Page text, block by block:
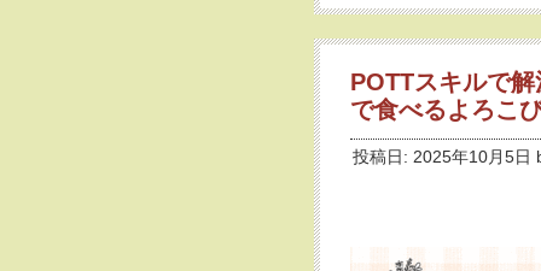
POTTスキルで
で食べるよろこ
投稿日: 2025年10月5日